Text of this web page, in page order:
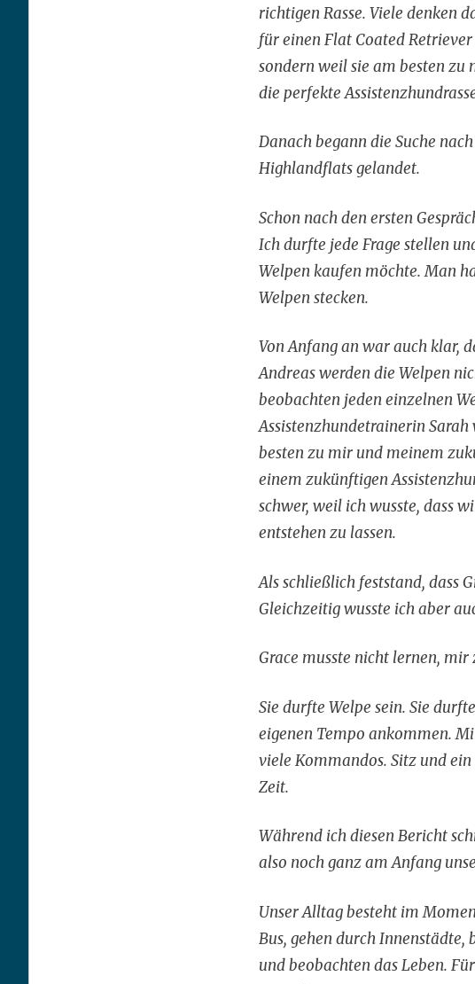
richtigen Rasse. Viele denken
für einen Flat Coated Retriever
sondern weil sie am besten zu
die perfekte
Danach begann die Suche
Highlandflats gelandet.
Schon nach den ersten
Ich durfte jede Frage stellen
Welpen kaufen möchte. Man
Welpen stecken.
Von Anfang an war auch klar,
Andreas werden die Welpen
beobachten jeden einzelnen
Assistenzhundetrainerin
besten zu mir und meinem
einem zukünftigen
schwer, weil ich wusste, dass
entstehen zu lassen.
Als schließlich feststand, dass
Gleichzeitig wusste ich aber
Grace musste nicht lernen,
Sie durfte Welpe sein. Sie
eigenen Tempo ankommen.
viele Kommandos. Sitz und
Zeit.
Während ich diesen Bericht
also noch ganz am Anfang
Unser Alltag besteht im
Bus, gehen durch Innenstädte,
und beobachten das Leben.